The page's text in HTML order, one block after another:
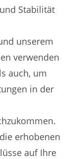
Stabilität
unserem
verwenden
auch, um
in der
erhobenen
auf Ihre